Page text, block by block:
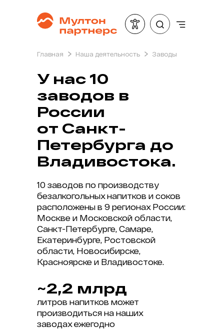
О нас
Мултон Партнерс
Главная Наша деятельность Заводы
У нас 10
заводов в
России
от Санкт-
Петербурга до
Владивостока.
10 заводов по производству
безалкогольных напитков и соков
расположены в 9 регионах России:
Москве и Московской области,
Санкт-Петербурге, Самаре,
Екатеринбурге, Ростовской
области, Новосибирске,
Красноярске и Владивостоке.
~2,2 млрд
литров напитков может
производиться на наших
заводах ежегодно